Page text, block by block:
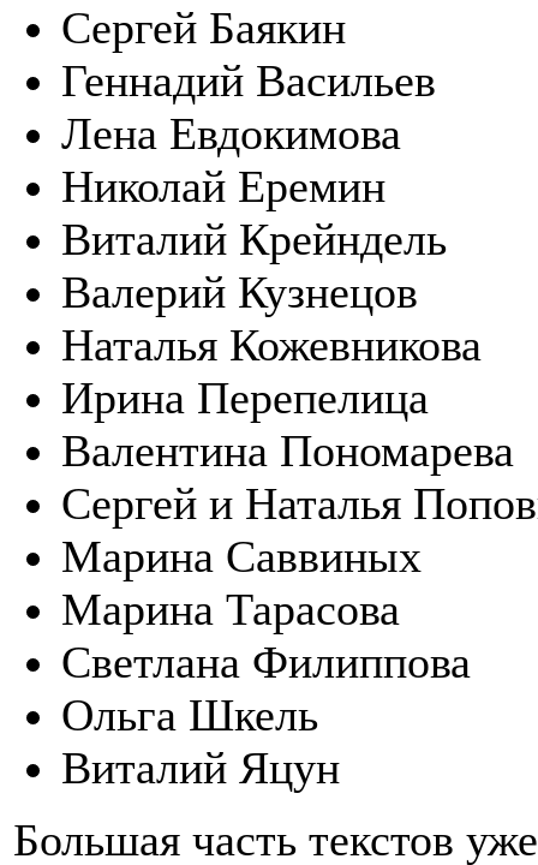
Сергей Баякин
Геннадий Васильев
Лена Евдокимова
Николай Еремин
Виталий Крейндель
Валерий Кузнецов
Наталья Кожевникова
Ирина Перепелица
Валентина Пономарева
Сергей и Наталья
Марина Саввиных
Марина Тарасова
Светлана Филиппова
Ольга Шкель
Виталий Яцун
Большая часть текстов